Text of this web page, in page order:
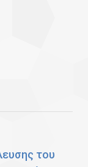
του